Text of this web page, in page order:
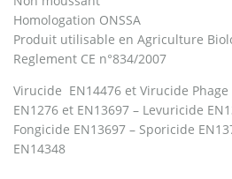
Homologation ONSSA
Produit utilisable en Agriculture
Reglement CE n°834/2007
Virucide EN14476 et Virucide Phage
EN1276 et EN13697 – Levuricide
Fongicide EN13697 – Sporicide
EN14348